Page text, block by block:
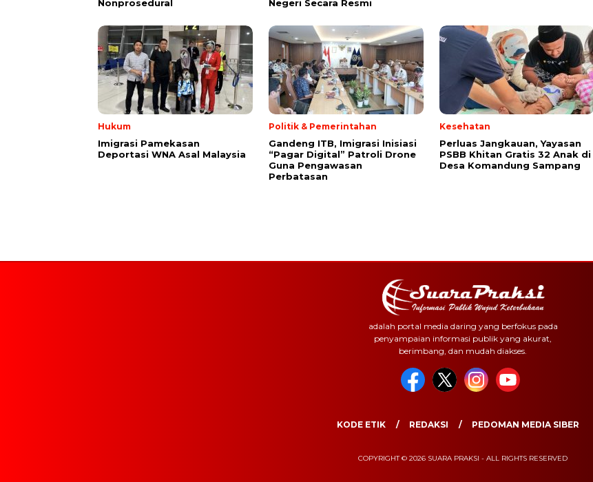
Nonprosedural
Negeri Secara Resmi
Hukum
Imigrasi Pamekasan
Deportasi WNA Asal Malaysia
Politik & Pemerintahan
Gandeng ITB, Imigrasi Inisiasi
“Pagar Digital” Patroli Drone
Guna Pengawasan
Perbatasan
Kesehatan
Perluas Jangkauan, Yayasan
PSBB Khitan Gratis 32 Anak di
Desa Komandung Sampang
adalah portal media daring yang berfokus pada
penyampaian informasi publik yang akurat,
berimbang, dan mudah diakses.
KODE ETIK REDAKSI PEDOMAN MEDIA SIBER
COPYRIGHT © 2026 SUARA PRAKSI - ALL RIGHTS RESERVED